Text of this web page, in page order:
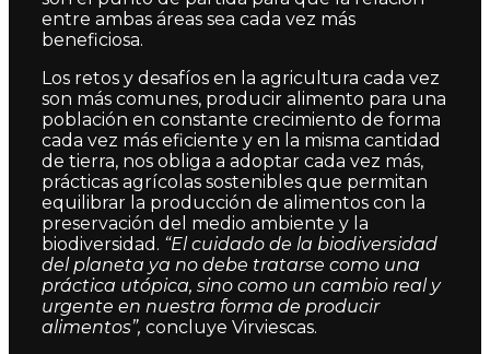
entre ambas áreas sea cada vez más
beneficiosa.
Los retos y desafíos en la agricultura cada vez
son más comunes, producir alimento para una
población en constante crecimiento de forma
cada vez más eficiente y en la misma cantidad
de tierra, nos obliga a adoptar cada vez más,
prácticas agrícolas sostenibles que permitan
equilibrar la producción de alimentos con la
preservación del medio ambiente y la
biodiversidad. “El cuidado de la biodiversidad
del planeta ya no debe tratarse como una
práctica utópica, sino como un cambio real y
urgente en nuestra forma de producir
alimentos”, concluye Virviescas.